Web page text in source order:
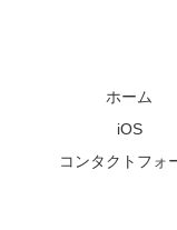
ホーム
iOS
コンタクトフォ